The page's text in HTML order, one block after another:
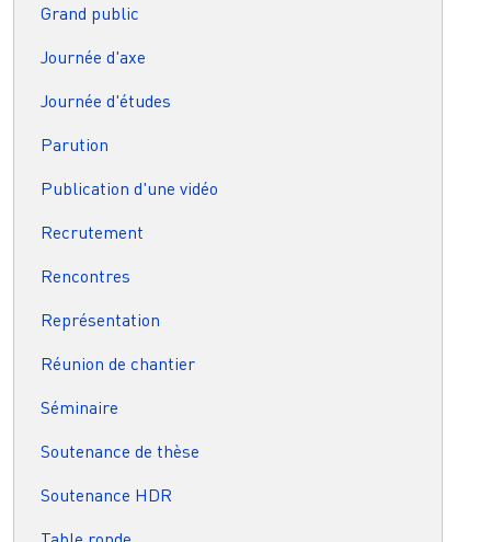
Grand public
Journée d'axe
Journée d'études
Parution
Publication d'une vidéo
Recrutement
Rencontres
Représentation
Réunion de chantier
Séminaire
Soutenance de thèse
Soutenance HDR